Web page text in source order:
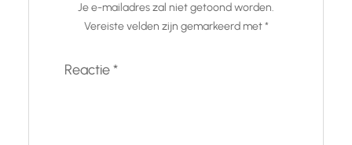
Je e-mailadres zal niet getoond worden.
Vereiste velden zijn gemarkeerd met*
Reactie*